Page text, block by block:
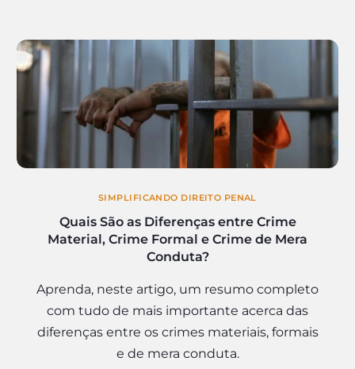
SIMPLIFICANDO DIREITO PENAL
Quais São as Diferenças entre Crime
Material, Crime Formal e Crime de Mera
Conduta?
Aprenda, neste artigo, um resumo completo
com tudo de mais importante acerca das
diferenças entre os crimes materiais, formais
e de mera conduta.